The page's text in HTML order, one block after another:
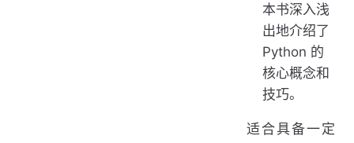
本书深入浅
出地介绍了
Python 的
核心概念和
技巧。
适合具备一定